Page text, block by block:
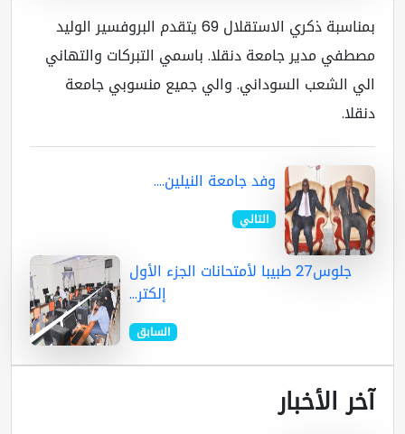
بمناسبة ذكري الاستقلال 69 يتقدم البروفسير الوليد
مدير جامعة دنقلا. باسمي التبركات والتهاني
الشعب السوداني. والي جميع منسوبي جامعة
وفد جامعة النيلين....
التالي
جلوس27 طبيبا لأمتحانات الجزء الأول
السابق
الأخبار